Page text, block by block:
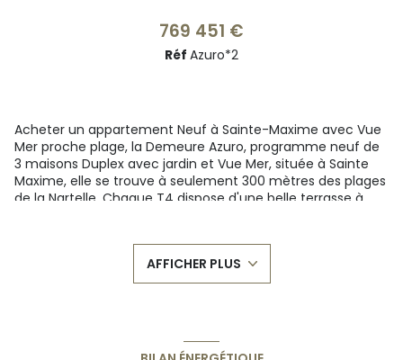
769 451 €
Réf Azuro*2
Acheter un appartement Neuf à Sainte-Maxime avec Vue
Mer proche plage, la Demeure Azuro, programme neuf de
3 maisons Duplex avec jardin et Vue Mer, située à Sainte
Maxime, elle se trouve à seulement 300 mètres des plages
de la Nartelle. Chaque T4 dispose d'une belle terrasse à
propriété est en harmonie avec son environnement très
arboré de 1300m², qui valorise les tons naturels et
chaleureux de la maison. Tout en magnifiant le charme
en sus pour chaque appartement avec pré câblage pour
AFFICHER PLUS